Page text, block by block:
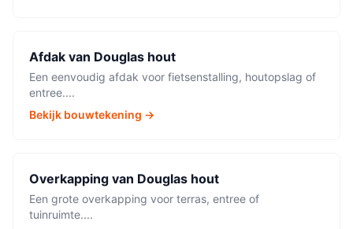
Afdak van Douglas hout
Een eenvoudig afdak voor fietsenstalling, houtopslag of
entree....
Bekijk bouwtekening →
Overkapping van Douglas hout
Een grote overkapping voor terras, entree of
tuinruimte....